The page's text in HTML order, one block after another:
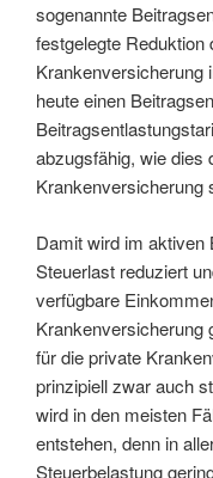
sogenannte
festgelegte
Krankenversicherung
heute einen
abzugsfähig, wie dies
Krankenversicherung
Damit wird im aktiven
Steuerlast reduziert
verfügbare
Krankenversicherung
für die private
prinzipiell zwar auch
wird in den meisten
entstehen, denn in
Steuerbelastung